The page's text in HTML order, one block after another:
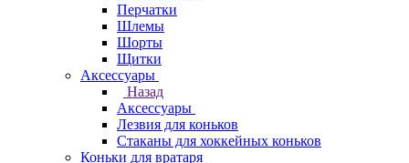
Перчатки
Шлемы
Шорты
Щитки
Аксессуары
Назад
Аксессуары
Лезвия для коньков
Стаканы для хоккейных коньков
Коньки для вратаря